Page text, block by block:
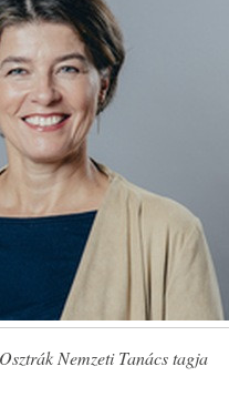
Nemzeti Tanács tagja